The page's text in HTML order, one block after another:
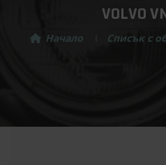
кола никога не е бил
се за безплатна
VOLVO
Начало Списък с